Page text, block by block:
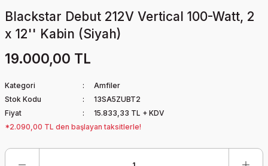
Blackstar Debut 212V Vertical 100-Watt, 2
x 12'' Kabin (Siyah)
19.000,00 TL
Kategori
Amfiler
Stok Kodu
13SA5ZUBT2
Fiyat
15.833,33 TL + KDV
*2.090,00 TL den başlayan taksitlerle!